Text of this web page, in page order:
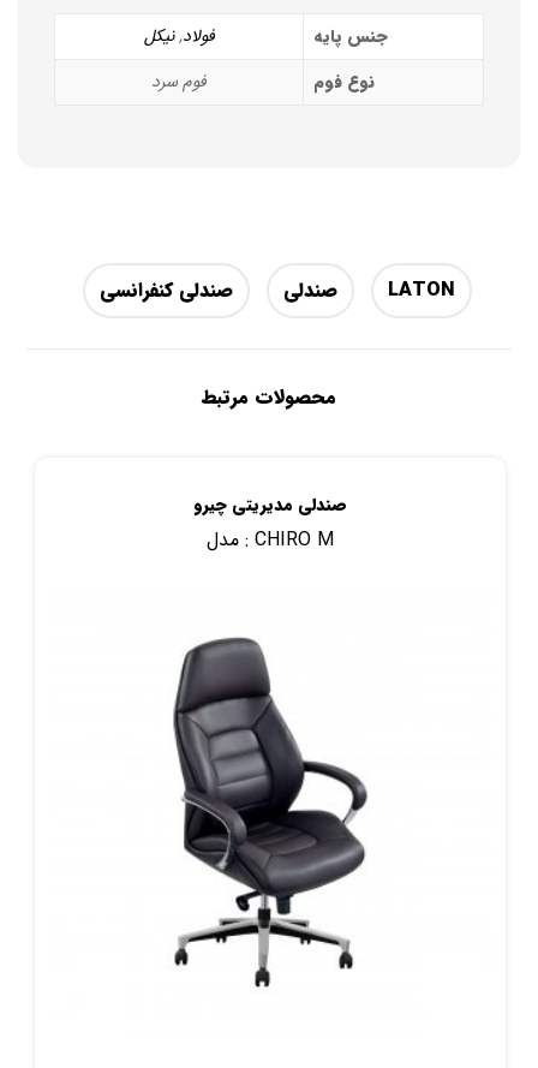
جنس پایه فولاد,نیکل
نوع فوم
فوم سرد
LATON صندلی صندلی کنفرانسی
محصولات مرتبط
صندلی مدیریتی چیرو
مدل : CHIRO M